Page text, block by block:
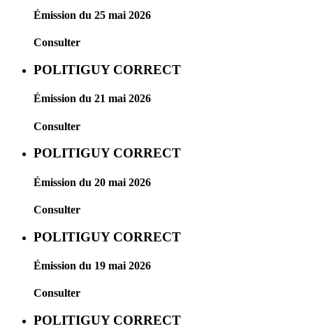
Émission du 25 mai 2026
Consulter
POLITIGUY CORRECT
Émission du 21 mai 2026
Consulter
POLITIGUY CORRECT
Émission du 20 mai 2026
Consulter
POLITIGUY CORRECT
Émission du 19 mai 2026
Consulter
POLITIGUY CORRECT